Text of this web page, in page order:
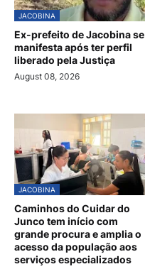
JACOBINA
Ex-prefeito de Jacobina se
manifesta após ter perfil
liberado pela Justiça
August 08, 2026
JACOBINA
Caminhos do Cuidar do
Junco tem início com
grande procura e amplia o
acesso da população aos
serviços especializados